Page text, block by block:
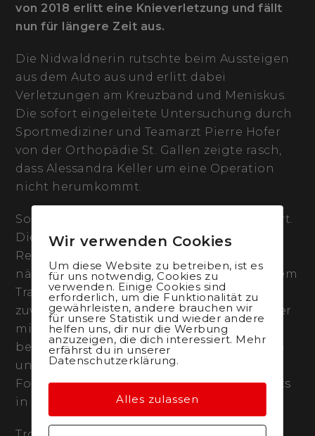
von 2018 erlitt eine Knieverletzung und fällt
nun für längere Zeit aus.
Die Nidwaldnerin rutschte beim Aussteigen
aus dem Auto aus und erlitt dabei
Verletzungen am Kreuzband und Meniskus.
Die sofort eingeleitete Untersuchung durch
Sportmediziner und Teamarzt Pierre Hofer
von der Orthopädie St. Gallen zeigte rasch,
dass Alessandra Keller um eine Operation
nicht herumkommt.
So wurde die Nidwaldnerin gestern operiert.
Die Operation verlief gut. Nun folgt eine
Reha-Training. «Ich halte mich in den
nächsten zwei-drei Wochen mit alternativem
Trainingsmethoden fit», gibt sich Keller
zuversichtlich. Anschliessend darf sie wieder
mit leichtem Training auf dem Rennvelo
beginnen. Die Verletzung kommt zu einem
unglücklichen Zeitpunkt. Kellers
Formaufbau lief sehr gut wie Leistungstests
in Magglingen im Dezember zeigten.
Wir verwenden Cookies
Um diese Website zu betreiben, ist es
für uns notwendig, Cookies zu
verwenden. Einige Cookies sind
erforderlich, um die Funktionalität zu
gewährleisten, andere brauchen wir
für unsere Statistik und wieder andere
helfen uns, dir nur die Werbung
anzuzeigen, die dich interessiert. Mehr
erfährst du in unserer
Datenschutzerklärung.
Alles zulassen